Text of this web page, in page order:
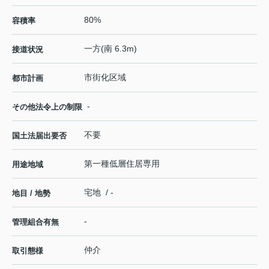
容積率 80%
接道状況 一方(南 6.3m)
都市計画 市街化区域
その他法令上の制限 -
国土法届出要否 不要
用途地域 第一種低層住居専用
地目 / 地勢 宅地 / -
管理組合有無 -
取引態様 仲介